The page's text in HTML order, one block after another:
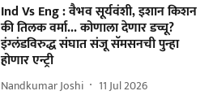
Ind Vs Eng : वैभव सूर्यवंशी, इशान किशन
की तिलक वर्मा... कोणाला देणार डच्चू?
इंग्लंडविरुद्ध संघात संजू सॅमसनची पुन्हा
होणार एन्ट्री
Nandkumar Joshi 11 Jul 2026